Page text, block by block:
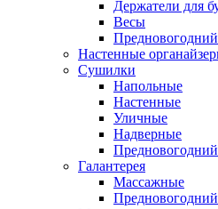
Держатели для
Весы
Настенные
Сушилки
Напольные
Настенные
Уличные
Надверные
Галантерея
Массажные